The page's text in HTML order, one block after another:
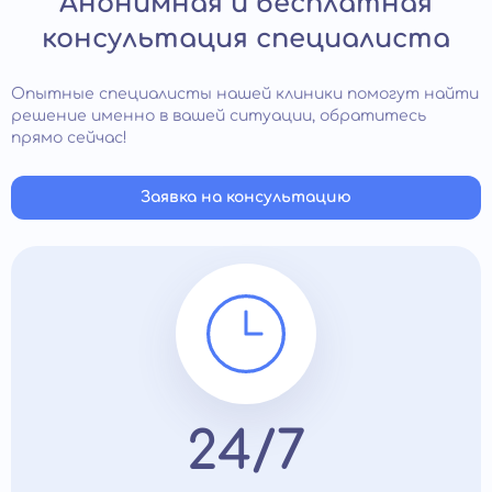
консультация специалиста
Опытные специалисты нашей клиники помогут найти
решение именно в вашей ситуации, обратитесь
прямо сейчас!
Заявка на консультацию
24/7